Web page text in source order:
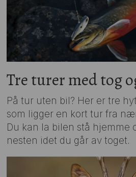
Tre turer med tog
På tur uten bil? Her er tre
som ligger en kort tur fra
Du kan la bilen stå hjemme
nesten idet du går av toget.